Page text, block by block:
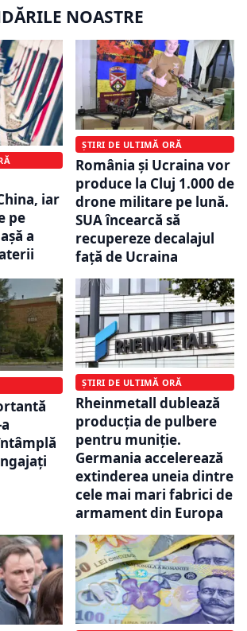
NOASTRE
iar
pe
a
ȘTIRI DE ULTIMĂ ORĂ
România și Ucraina vor
produce la Cluj 1.000 de
drone militare pe lună.
SUA încearcă să
recupereze decalajul
față de Ucraina
ȘTIRI DE ULTIMĂ ORĂ
Rheinmetall dublează
producția de pulbere
pentru muniție.
Germania accelerează
extinderea uneia dintre
cele mai mari fabrici de
armament din Europa